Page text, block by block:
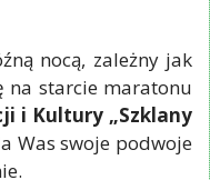
nocą, zależny jak
na starcie maratonu
i Kultury „Szklany
Was swoje podwoje